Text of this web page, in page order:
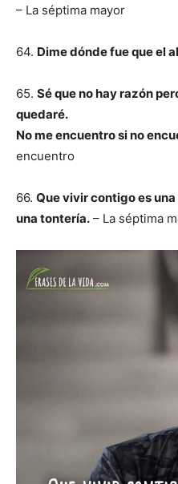
– La séptima mayor
64. Dime dónde fue que el
65. Sé que no hay razón
quedaré.
No me encuentro si no
encuentro
66. Que vivir contigo es
una tontería. – La séptima